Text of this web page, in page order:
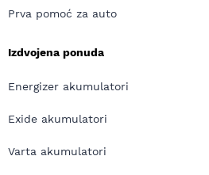
Prva pomoć za auto
Izdvojena ponuda
Energizer akumulatori
Exide akumulatori
Varta akumulatori